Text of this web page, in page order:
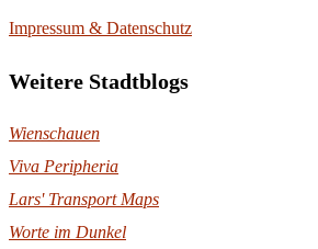
Impressum & Datenschutz
Weitere Stadtblogs
Wienschauen
Viva Peripheria
Lars' Transport Maps
Worte im Dunkel